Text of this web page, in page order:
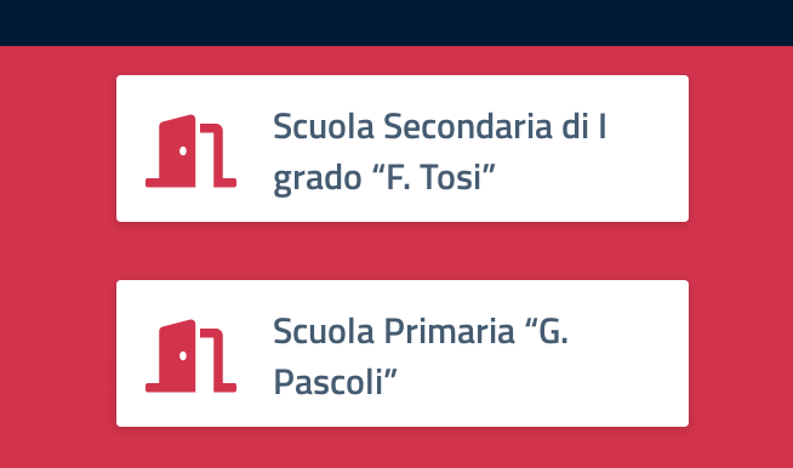
Scuola Secondaria di I
grado “F. Tosi”
Scuola Primaria “G.
Pascoli”